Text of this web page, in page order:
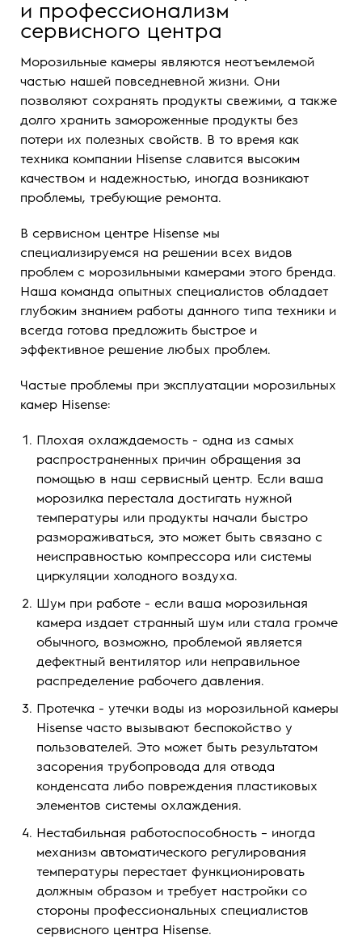
и профессионализм
сервисного центра
Морозильные камеры являются неотъемлемой
частью нашей повседневной жизни. Они
позволяют сохранять продукты свежими, а также
долго хранить замороженные продукты без
потери их полезных свойств. В то время как
техника компании Hisense славится высоким
качеством и надежностью, иногда возникают
проблемы, требующие ремонта.
В сервисном центре Hisense мы
специализируемся на решении всех видов
проблем с морозильными камерами этого бренда.
Наша команда опытных специалистов обладает
глубоким знанием работы данного типа техники и
всегда готова предложить быстрое и
эффективное решение любых проблем.
Частые проблемы при эксплуатации морозильных
камер Hisense:
Плохая охлаждаемость - одна из самых
распространенных причин обращения за
помощью в наш сервисный центр. Если ваша
морозилка перестала достигать нужной
температуры или продукты начали быстро
размораживаться, это может быть связано с
неисправностью компрессора или системы
циркуляции холодного воздуха.
Шум при работе - если ваша морозильная
камера издает странный шум или стала громче
обычного, возможно, проблемой является
дефектный вентилятор или неправильное
распределение рабочего давления.
Протечка - утечки воды из морозильной камеры
Hisense часто вызывают беспокойство у
пользователей. Это может быть результатом
засорения трубопровода для отвода
конденсата либо повреждения пластиковых
элементов системы охлаждения.
Нестабильная работоспособность – иногда
механизм автоматического регулирования
температуры перестает функционировать
должным образом и требует настройки со
стороны профессиональных специалистов
сервисного центра Hisense.